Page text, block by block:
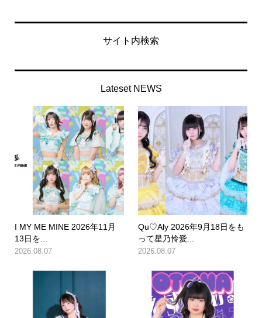
サイト内検索
Lateset NEWS
I MY ME MINE 2026年11月
13日を...
2026.08.07
Qu♡Aly 2026年9月18日をも
って星乃怜愛...
2026.08.07